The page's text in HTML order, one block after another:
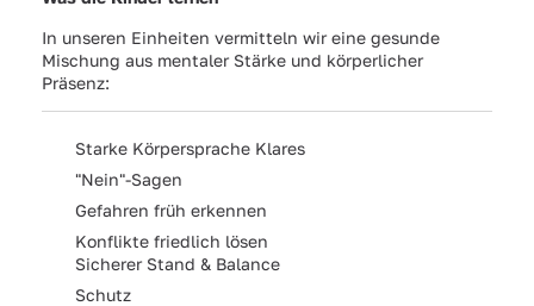
In unseren Einheiten vermitteln wir eine gesunde
Mischung aus mentaler Stärke und körperlicher
Präsenz:
Starke Körpersprache Klares
"Nein"-Sagen
Gefahren früh erkennen
Konflikte friedlich lösen
Sicherer Stand & Balance
Schutz